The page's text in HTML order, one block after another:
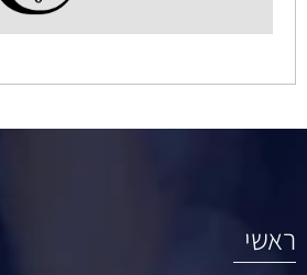
ראשי